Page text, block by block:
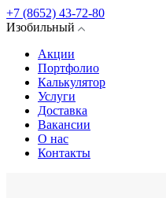
+7 (8652) 43-72-80
Изобильный
Акции
Портфолио
Калькулятор
Услуги
Доставка
Вакансии
О нас
Контакты